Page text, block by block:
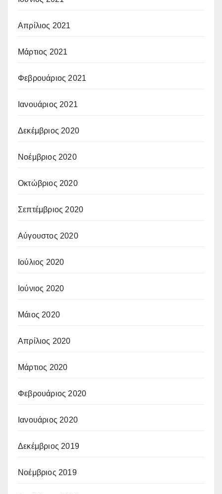
Απρίλιος 2021
Μάρτιος 2021
Φεβρουάριος 2021
Ιανουάριος 2021
Δεκέμβριος 2020
Νοέμβριος 2020
Οκτώβριος 2020
Σεπτέμβριος 2020
Αύγουστος 2020
Ιούλιος 2020
Ιούνιος 2020
Μάιος 2020
Απρίλιος 2020
Μάρτιος 2020
Φεβρουάριος 2020
Ιανουάριος 2020
Δεκέμβριος 2019
Νοέμβριος 2019